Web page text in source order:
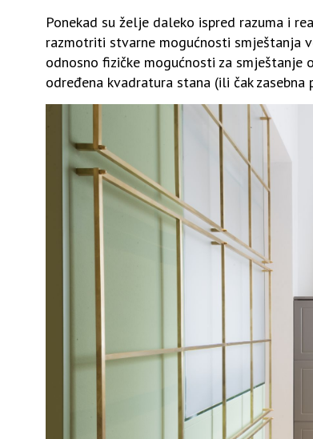
Ponekad su želje daleko ispred razuma i
razmotriti stvarne mogućnosti smještanja
odnosno fizičke mogućnosti za
određena kvadratura stana (ili čak